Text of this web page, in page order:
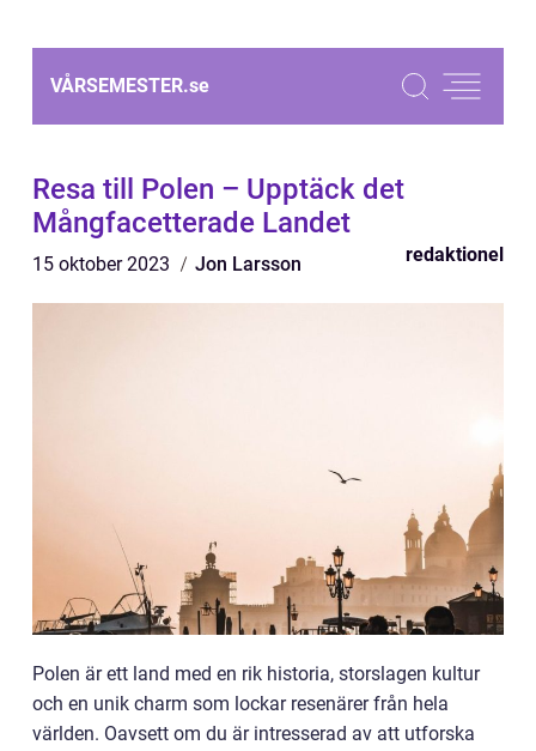
VÅRSEMESTER.se
Resa till Polen – Upptäck det
Mångfacetterade Landet
15 oktober 2023 Jon Larsson redaktionel
Polen är ett land med en rik historia, storslagen kultur
och en unik charm som lockar resenärer från hela
världen. Oavsett om du är intresserad av att utforska